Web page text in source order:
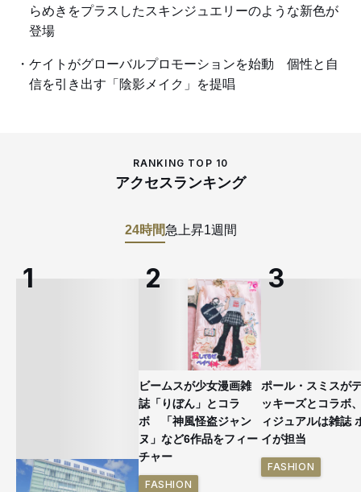
らめきをプラスしたスキンジュエリーのような新色が
登場
ケイトがグローバルプロモーションを始動 個性と自
信を引き出す「陰影メイク」を提唱
RANKING TOP 10
アクセスランキング
24時間急上昇1週間
ビームスが少女漫画雑
誌「りぼん」とコラ
ボ 「神風怪盗ジャン
ヌ」など6作品をフィー
チャー
FASHION
ポール・スミスが
ッキーズとコラボ
ィジュアルは雑誌
イが担当
FASHION